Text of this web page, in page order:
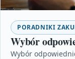
PORADNIKI
Wybór
Wybór